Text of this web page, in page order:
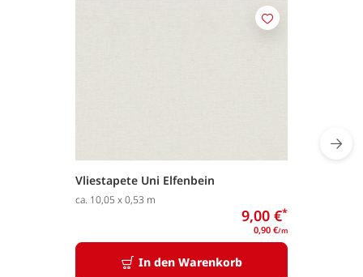
Vliestapete Uni Elfenbein
ca. 10,05 x 0,53 m
9,00 €*
0,90 €/m
In den Warenkorb
Merken